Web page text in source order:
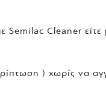
Semilac Cleaner
) χωρίς να